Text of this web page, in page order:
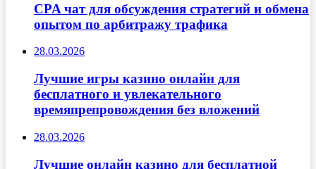
CPA чат для обсуждения стратегий и обмена
опытом по арбитражу трафика
28.03.2026
Лучшие игры казино онлайн для
бесплатного и увлекательного
времяпрепровождения без вложений
28.03.2026
Лучшие онлайн казино для бесплатной